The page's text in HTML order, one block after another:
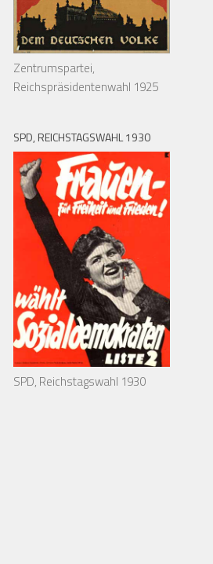
Zentrumspartei,
Reichspräsidentenwahl 1925
SPD, REICHSTAGSWAHL 1930
SPD, Reichstagswahl 1930